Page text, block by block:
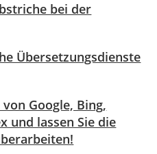
bei der
Übersetzungsdienste
Google, Bing,
und lassen Sie die